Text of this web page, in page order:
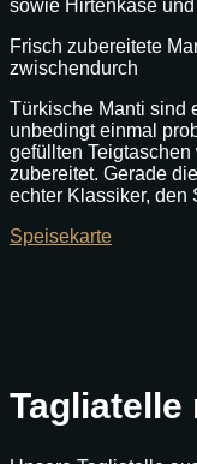
sowie Hirtenkäse
Frisch zubereitete
zwischendurch
Türkische Manti sind
unbedingt einmal
gefüllten
zubereitet. Gerade
echter Klassiker, den
Speisekarte
Tagliatelle